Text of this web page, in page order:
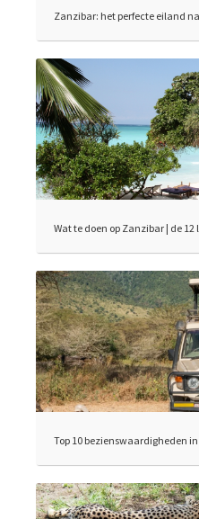
Zanzibar: het perfecte eiland
Wat te doen op Zanzibar | de
Top 10 bezienswaardigheden